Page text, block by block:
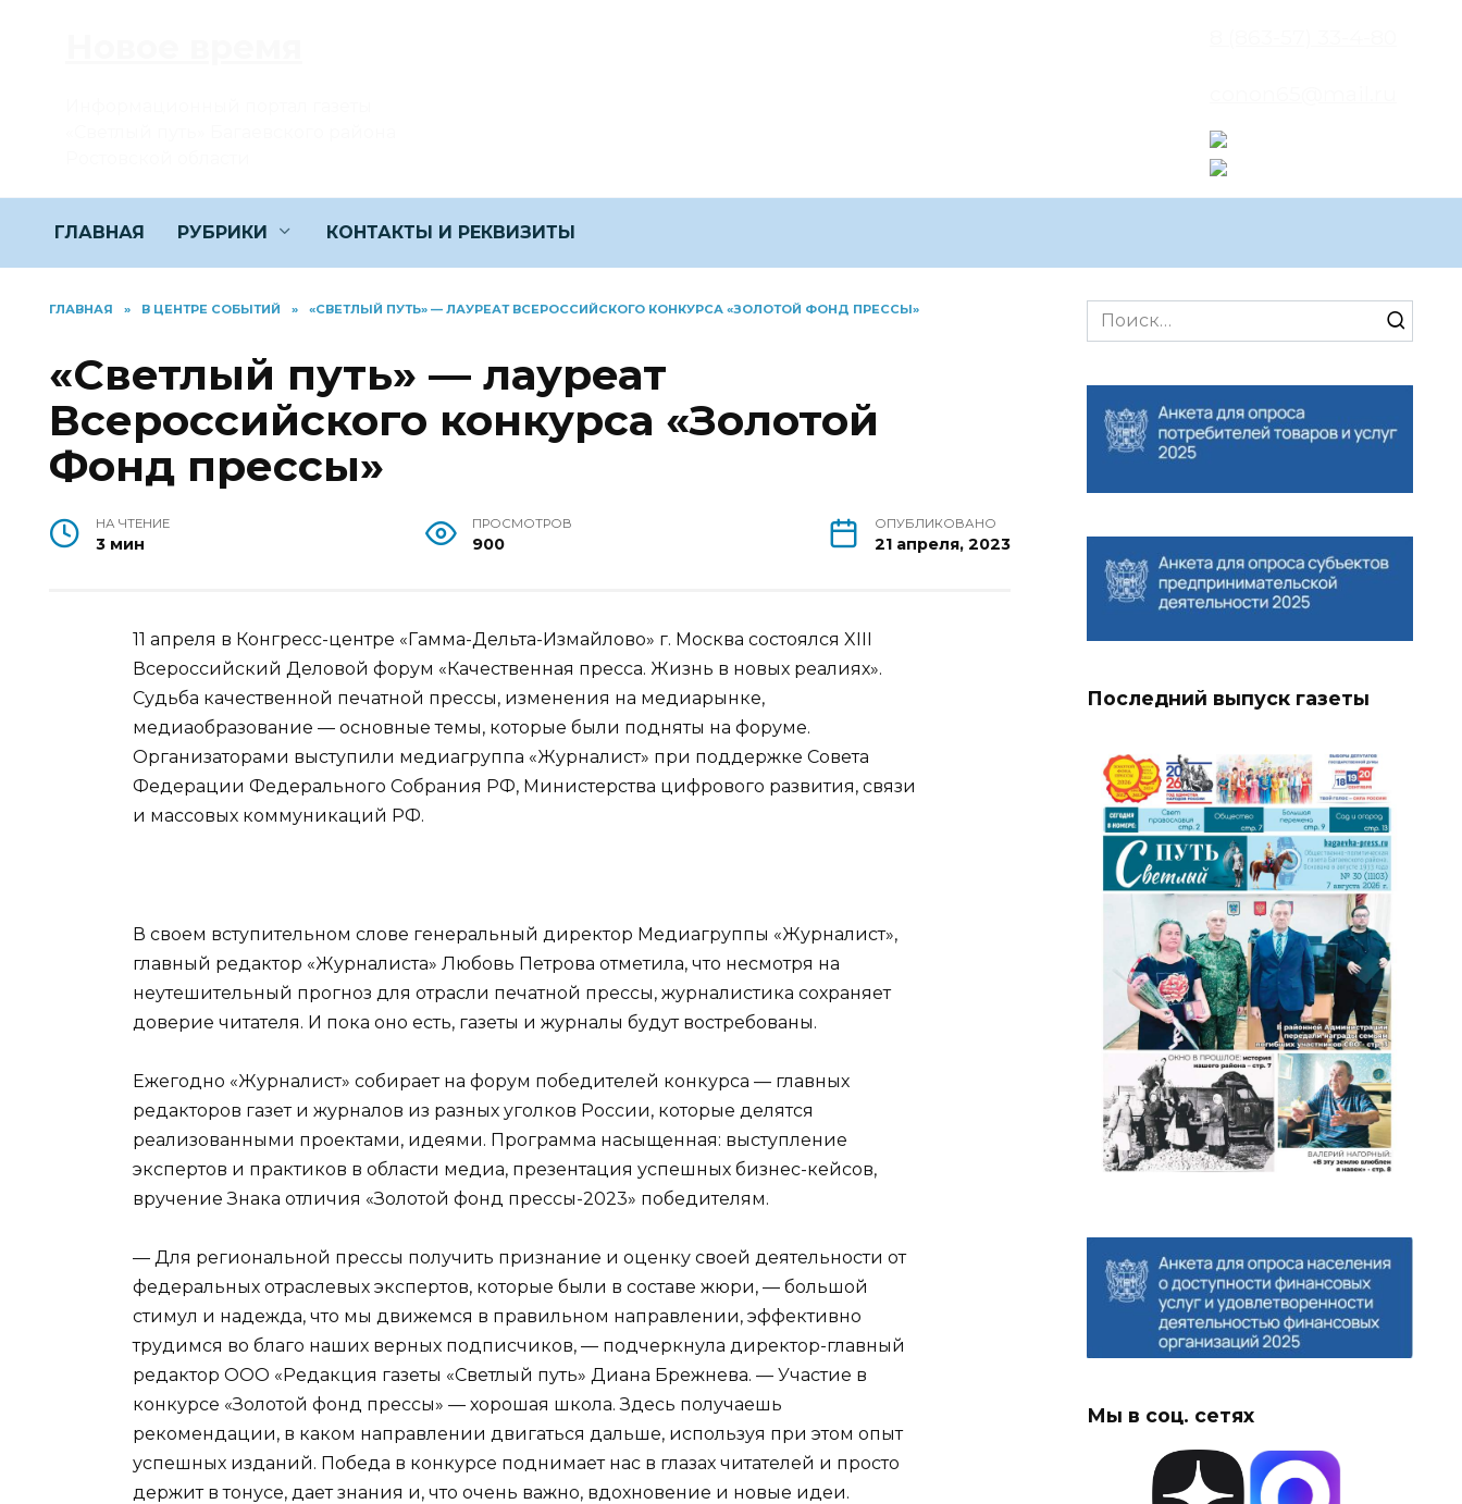
ГЛАВНАЯ РУБРИКИ КОНТАКТЫ И РЕКВИЗИТЫ
ГЛАВНАЯ » В ЦЕНТРЕ СОБЫТИЙ » «СВЕТЛЫЙ ПУТЬ» — ЛАУРЕАТ ВСЕРОССИЙСКОГО КОНКУРСА «ЗОЛОТОЙ ФОНД ПРЕССЫ»
«Светлый путь» — лауреат
Всероссийского конкурса «Золотой
Фонд прессы»
НА ЧТЕНИЕ
3 мин
ПРОСМОТРОВ
900
ОПУБЛИКОВАНО
21 апреля, 2023
11 апреля в Конгресс-центре «Гамма-Дельта-Измайлово» г. Москва состоялся XIII
Всероссийский Деловой форум «Качественная пресса. Жизнь в новых реалиях».
Судьба качественной печатной прессы, изменения на медиарынке,
медиаобразование — основные темы, которые были подняты на форуме.
Организаторами выступили медиагруппа «Журналист» при поддержке Совета
Федерации Федерального Собрания РФ, Министерства цифрового развития, связи
и массовых коммуникаций РФ.
В своем вступительном слове генеральный директор Медиагруппы «Журналист»,
главный редактор «Журналиста» Любовь Петрова отметила, что несмотря на
неутешительный прогноз для отрасли печатной прессы, журналистика сохраняет
доверие читателя. И пока оно есть, газеты и журналы будут востребованы.
Eжегодно «Журналист» собирает на форум победителей конкурса — главных
редакторов газет и журналов из разных уголков России, которые делятся
реализованными проектами, идеями. Программа насыщенная: выступление
экспертов и практиков в области медиа, презентация успешных бизнес-кейсов,
вручение Знака отличия «Золотой фонд прессы-2023» победителям.
— Для региональной прессы получить признание и оценку своей деятельности от
федеральных отраслевых экспертов, которые были в составе жюри, — большой
стимул и надежда, что мы движемся в правильном направлении, эффективно
трудимся во благо наших верных подписчиков, — подчеркнула директор-главный
редактор ООО «Редакция газеты «Светлый путь» Диана Брежнева. — Участие в
конкурсе «Золотой фонд прессы» — хорошая школа. Здесь получаешь
рекомендации, в каком направлении двигаться дальше, используя при этом опыт
успешных изданий. Победа в конкурсе поднимает нас в глазах читателей и просто
держит в тонусе, дает знания и, что очень важно, вдохновение и новые идеи.
Search
for:
Последний выпуск газеты
Мы в соц. сетях